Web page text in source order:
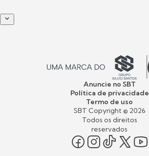
Anuncie no SBT
Política de privacidade
Termo de uso
SBT Copyright © 2026
Todos os direitos
reservados